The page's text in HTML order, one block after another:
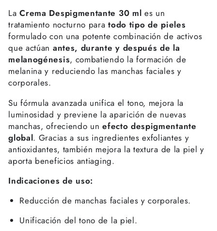
LaCrema Despigmentante 30 ml es un
tratamiento nocturno paratodo tipo de pieles
formulado con una potente combinación de activos
que actúan antes, durante y después de la
melanogénesis, combatiendo la formación de
melanina y reduciendo las manchas faciales y
corporales.
Su fórmula avanzada unifica el tono, mejora la
luminosidad y previene la aparición de nuevas
manchas, ofreciendo unefecto despigmentante
global. Gracias a sus ingredientes exfoliantes y
antioxidantes, también mejora la textura de la piel y
aporta beneficios antiaging.
Indicaciones de uso:
Reducción de manchas faciales y corporales.
Unificación del tono de la piel.